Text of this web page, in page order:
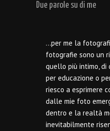
Due parole su di me
…per me la
fotografie sono un
quello più intimo, di
per educazione o
riesco a esprimere
dalle mie foto
dentro e la realtà
inevitabilmente